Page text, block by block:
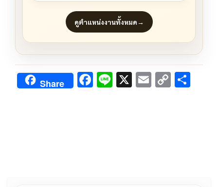
ดูตำแหน่งงานทั้งหมด→
Share F Li X E C